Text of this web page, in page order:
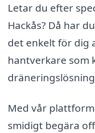
Letar du efter
Hackås? Då har
det enkelt för dig
hantverkare som
Med vår
smidigt begära